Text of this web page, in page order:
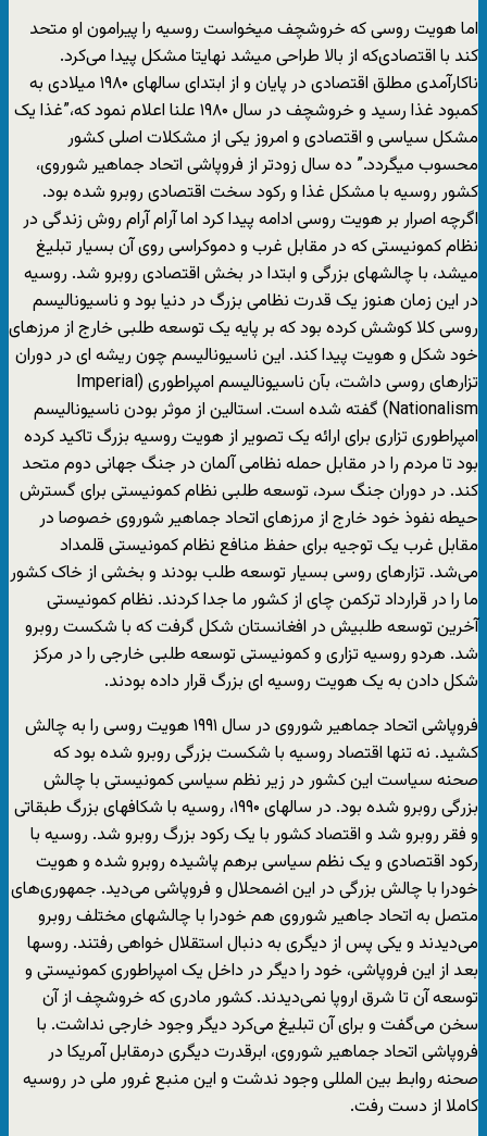
اما هویت روسی که خروشچف میخواست روسیه را پیرامون او متحد
کند با اقتصادی‌که از بالا طراحی میشد نهایتا مشکل پیدا می‌کرد.
ناکارآمدی مطلق اقتصادی در پایان و از ابتدای سالهای ۱۹۸۰ میلادی به
کمبود غذا رسید و خروشچف در سال ۱۹۸۰ علنا اعلام نمود که،”غذا یک
مشکل سیاسی و اقتصادی و امروز یکی از مشکلات اصلی کشور
محسوب میگردد.” ده سال زودتر از فروپاشی اتحاد جماهیر شوروی،
کشور روسیه با مشکل غذا و رکود سخت اقتصادی روبرو شده بود.
اگرچه اصرار بر هویت روسی ادامه پیدا کرد اما آرام آرام روش زندگی در
نظام کمونیستی که در مقابل غرب و دموکراسی روی آن بسیار تبلیغ
میشد، با چالشهای بزرگی و ابتدا در بخش اقتصادی روبرو شد. روسیه
در این زمان هنوز یک قدرت نظامی بزرگ در دنیا بود و ناسیونالیسم
روسی کلا کوشش کرده بود که بر پایه یک توسعه طلبی خارج از مرزهای
خود شکل و هویت پیدا کند. این ناسیونالیسم چون ریشه ای در دوران
تزارهای روسی داشت، بآن ناسیونالیسم امپراطوری (Imperial
Nationalism) گفته شده است. استالین از موثر بودن ناسیونالیسم
امپراطوری تزاری برای ارائه یک تصویر از هویت روسیه بزرگ تاکید کرده
بود تا مردم را در مقابل حمله نظامی آلمان در جنگ جهانی دوم متحد
کند. در دوران جنگ سرد، توسعه طلبی نظام کمونیستی برای گسترش
حیطه نفوذ خود خارج از مرزهای اتحاد جماهیر شوروی خصوصا در
مقابل غرب یک توجیه برای حفظ منافع نظام کمونیستی قلمداد
می‌شد. تزارهای روسی بسیار توسعه طلب بودند و بخشی از خاک کشور
ما را در قرارداد ترکمن چای از کشور ما جدا کردند. نظام کمونیستی
آخرین توسعه طلبیش در افغانستان شکل گرفت که با شکست روبرو
شد. هردو روسیه تزاری و کمونیستی توسعه طلبی خارجی را در مرکز
شکل دادن به یک هویت روسیه ای بزرگ قرار داده بودند.
فروپاشی اتحاد جماهیر شوروی در سال ۱۹۹۱ هویت روسی را به چالش
کشید. نه تنها اقتصاد روسیه با شکست بزرگی روبرو شده بود که
صحنه سیاست این کشور در زیر نظم سیاسی کمونیستی با چالش
بزرگی روبرو شده بود. در سالهای ۱۹۹۰، روسیه با شکافهای بزرگ طبقاتی
و فقر روبرو شد و اقتصاد کشور با یک رکود بزرگ روبرو شد. روسیه با
رکود اقتصادی و یک نظم سیاسی برهم پاشیده روبرو شده و هویت
خودرا با چالش بزرگی در این اضمحلال و فروپاشی می‌دید. جمهوری‌های
متصل به اتحاد جاهیر شوروی هم خودرا با چالشهای مختلف روبرو
می‌دیدند و یکی پس از دیگری به دنبال استقلال خواهی رفتند. روسها
بعد از این فروپاشی، خود را دیگر در داخل یک امپراطوری کمونیستی و
توسعه آن تا شرق اروپا نمی‌دیدند. کشور مادری که خروشچف از آن
سخن می‌گفت و برای آن تبلیغ می‌کرد دیگر وجود خارجی نداشت. با
فروپاشی اتحاد جماهیر شوروی، ابرقدرت دیگری درمقابل آمریکا در
صحنه روابط بین المللی وجود ندشت و این منبع غرور ملی در روسیه
کاملا از دست رفت.